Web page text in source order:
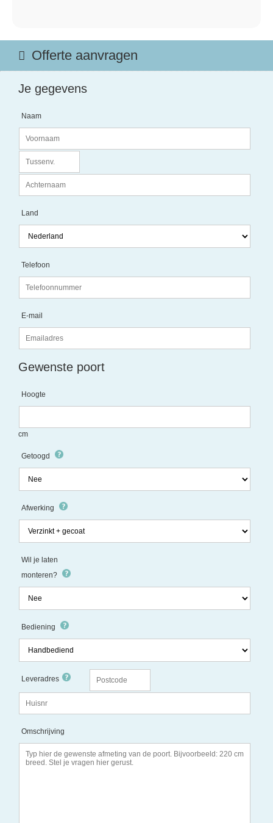
Offerte aanvragen
Je gegevens
Naam
Land
Telefoon
E-mail
Gewenste poort
Hoogte
cm
Getoogd
Afwerking
Wil je laten
monteren?
Bediening
Leveradres
Omschrijving